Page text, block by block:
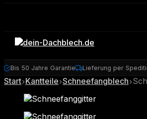
Bis 50 Jahre Garantie Lieferung per
Start Kantteile Schneefangblech